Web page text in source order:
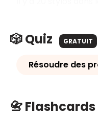
🎲 Quiz GRATUIT
Résoudre des
📇 Flashcards